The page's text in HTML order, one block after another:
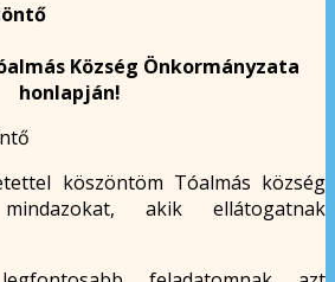
Község Önkormányzata
honlapján!
köszöntöm Tóalmás község
akik ellátogatnak